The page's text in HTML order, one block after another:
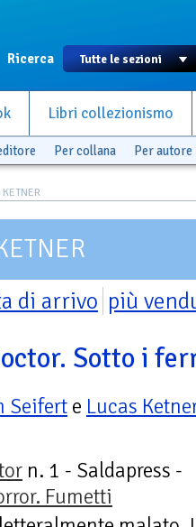
Ricerca
Libri collezionismo
Per collana Per autore
di arrivo più
Sotto i
Seifert e Lucas
n. 1 - Saldapress -
Fumetti